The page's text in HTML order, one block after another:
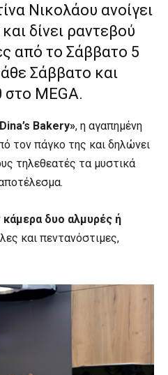
Νικολάου ανοίγει
δίνει ραντεβού
από το Σάββατο 5
Σάββατο και
στο MEGA.
Bakery», η αγαπημένη
τον πάγκο της και δηλώνει
τηλεθεατές τα μυστικά
κάμερα δυο αλμυρές ή
και πεντανόστιμες,